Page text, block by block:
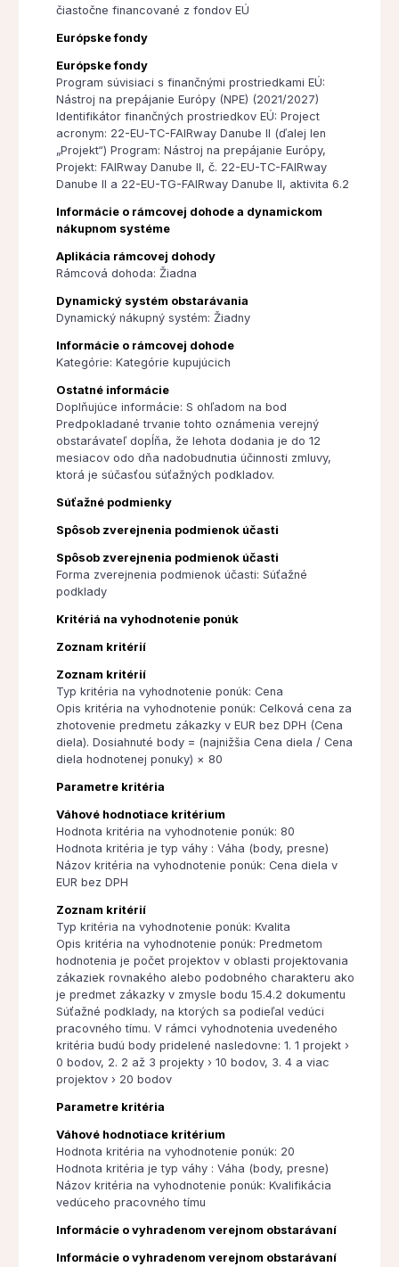
čiastočne financované z fondov EÚ
Európske fondy
Európske fondy
Program súvisiaci s finančnými prostriedkami EÚ:
Nástroj na prepájanie Európy (NPE) (2021/2027)
Identifikátor finančných prostriedkov EÚ: Project
acronym: 22-EU-TC-FAIRway Danube II (ďalej len
„Projekt“) Program: Nástroj na prepájanie Európy,
Projekt: FAIRway Danube II, č. 22-EU-TC-FAIRway
Danube II a 22-EU-TG-FAIRway Danube II, aktivita 6.2
Informácie o rámcovej dohode a dynamickom
nákupnom systéme
Aplikácia rámcovej dohody
Rámcová dohoda: Žiadna
Dynamický systém obstarávania
Dynamický nákupný systém: Žiadny
Informácie o rámcovej dohode
Kategórie: Kategórie kupujúcich
Ostatné informácie
Doplňujúce informácie: S ohľadom na bod
Predpokladané trvanie tohto oznámenia verejný
obstarávateľ dopĺňa, že lehota dodania je do 12
mesiacov odo dňa nadobudnutia účinnosti zmluvy,
ktorá je súčasťou súťažných podkladov.
Súťažné podmienky
Spôsob zverejnenia podmienok účasti
Spôsob zverejnenia podmienok účasti
Forma zverejnenia podmienok účasti: Súťažné
podklady
Kritériá na vyhodnotenie ponúk
Zoznam kritérií
Zoznam kritérií
Typ kritéria na vyhodnotenie ponúk: Cena
Opis kritéria na vyhodnotenie ponúk: Celková cena za
zhotovenie predmetu zákazky v EUR bez DPH (Cena
diela). Dosiahnuté body = (najnižšia Cena diela / Cena
diela hodnotenej ponuky) × 80
Parametre kritéria
Váhové hodnotiace kritérium
Hodnota kritéria na vyhodnotenie ponúk: 80
Hodnota kritéria je typ váhy : Váha (body, presne)
Názov kritéria na vyhodnotenie ponúk: Cena diela v
EUR bez DPH
Zoznam kritérií
Typ kritéria na vyhodnotenie ponúk: Kvalita
Opis kritéria na vyhodnotenie ponúk: Predmetom
hodnotenia je počet projektov v oblasti projektovania
zákaziek rovnakého alebo podobného charakteru ako
je predmet zákazky v zmysle bodu 15.4.2 dokumentu
Súťažné podklady, na ktorých sa podieľal vedúci
pracovného tímu. V rámci vyhodnotenia uvedeného
kritéria budú body pridelené nasledovne: 1. 1 projekt ›
0 bodov, 2. 2 až 3 projekty › 10 bodov, 3. 4 a viac
projektov › 20 bodov
Parametre kritéria
Váhové hodnotiace kritérium
Hodnota kritéria na vyhodnotenie ponúk: 20
Hodnota kritéria je typ váhy : Váha (body, presne)
Názov kritéria na vyhodnotenie ponúk: Kvalifikácia
vedúceho pracovného tímu
Informácie o vyhradenom verejnom obstarávaní
Informácie o vyhradenom verejnom obstarávaní